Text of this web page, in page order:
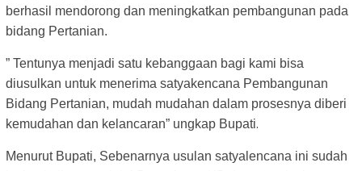
berhasil mendorong dan meningkatkan pembangunan pada
bidang Pertanian.
” Tentunya menjadi satu kebanggaan bagi kami bisa
diusulkan untuk menerima satyakencana Pembangunan
Bidang Pertanian, mudah mudahan dalam prosesnya diberi
kemudahan dan kelancaran” ungkap Bupati.
Menurut Bupati, Sebenarnya usulan satyalencana ini sudah